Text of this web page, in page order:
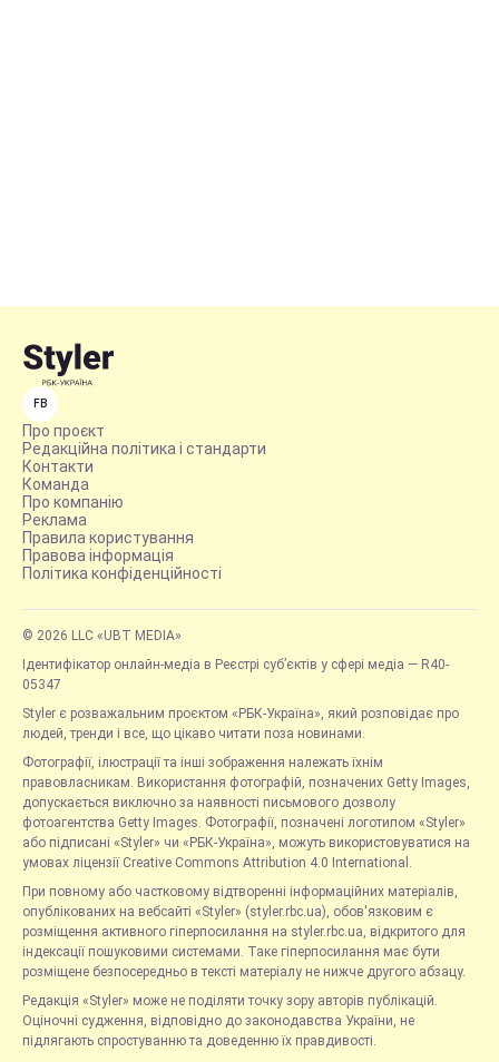
FB
Про проєкт
Редакційна політика і стандарти
Контакти
Команда
Про компанію
Реклама
Правила користування
Правова інформація
Політика конфіденційності
© 2026 LLC «UBT MEDIA»
Ідентифікатор онлайн-медіа в Реєстрі суб’єктів у сфері медіа — R40-
05347
Styler є розважальним проєктом «РБК-Україна», який розповідає про
людей, тренди і все, що цікаво читати поза новинами.
Фотографії, ілюстрації та інші зображення належать їхнім
правовласникам. Використання фотографій, позначених Getty Images,
допускається виключно за наявності письмового дозволу
фотоагентства Getty Images. Фотографії, позначені логотипом «Styler»
або підписані «Styler» чи «РБК-Україна», можуть використовуватися на
умовах ліцензії Creative Commons Attribution 4.0 International.
При повному або частковому відтворенні інформаційних матеріалів,
опублікованих на вебсайті «Styler» (styler.rbc.ua), обов'язковим є
розміщення активного гіперпосилання на styler.rbc.ua, відкритого для
індексації пошуковими системами. Таке гіперпосилання має бути
розміщене безпосередньо в тексті матеріалу не нижче другого абзацу.
Редакція «Styler» може не поділяти точку зору авторів публікацій.
Оціночні судження, відповідно до законодавства України, не
підлягають спростуванню та доведенню їх правдивості.